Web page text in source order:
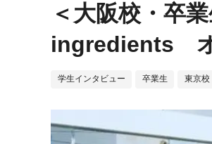
＜大阪校・卒
ingredients オ
学生インタビュー 卒業生 東京校